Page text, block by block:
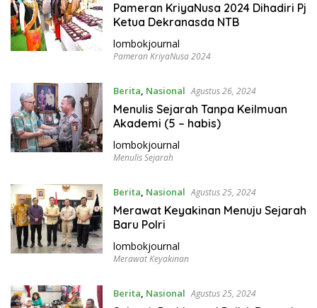
29, 2024
Pameran KriyaNusa 2024 Dihadiri Pj
Ketua Dekranasda NTB
lombokjournal
Pameran KriyaNusa 2024
Berita Nasional Agustus 26, 2024
Menulis Sejarah Tanpa Keilmuan
Akademi (5 – habis)
lombokjournal
Menulis Sejarah
Berita Nasional Agustus 25, 2024
Merawat Keyakinan Menuju Sejarah
Baru Polri
lombokjournal
Merawat Keyakinan
Berita Nasional Agustus 25, 2024